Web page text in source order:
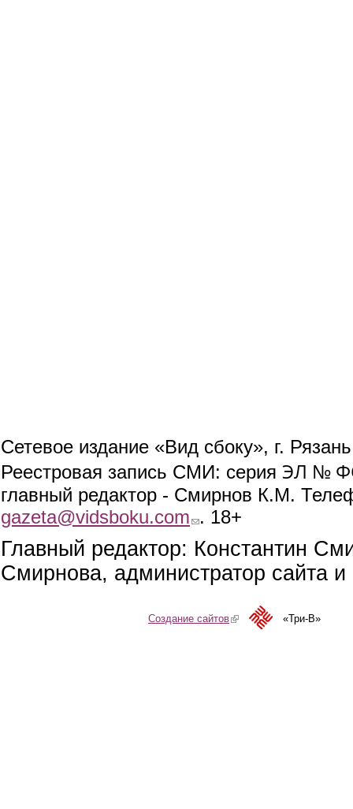
Сетевое издание «Вид сбоку», г.
Реестровая запись СМИ: серия ЭЛ №
главный редактор - Смирнов К.М.
gazeta@vidsboku.com (link sends e-mail)
. 18+
Главный редактор: Константин
Смирнова, администратор сайта
Создание сайтов(link is external)«Три-В»